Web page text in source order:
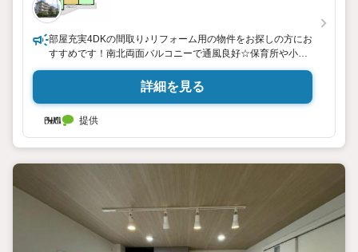
部屋充実4DKの間取り♪リフォーム用の物件をお探しの方にお
すすめです！南北両面バルコニーで通風良好☆保育所や小学
校が徒歩圏内♪
詳細を見る
提供